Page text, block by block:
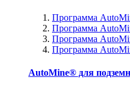
Программа
Программа
Программа
Программа
AutoMine® для